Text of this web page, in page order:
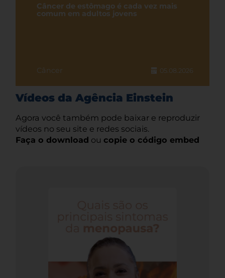
Câncer de estômago é cada vez mais
comum em adultos jovens
Câncer 05.08.2026
Vídeos da Agência Einstein
Agora você também pode baixar e reproduzir
vídeos no seu site e redes sociais.
Faça o download ou copie o código embed